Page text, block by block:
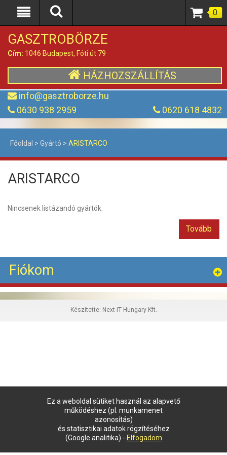
GASZTROBÖRZE
Cím: 1046 Budapest, Fóti út 79
HÁZHOZSZÁLLÍTÁS
info@gasztroborze.hu
0630 938 2959
0620 618 4832
0
Ez a weboldal sütiket használ az alapvető
működéshez (pl. munkamenet
azonosítás)
és statisztikai adatok rögzítéséhez
(Google analitika) - Elfogadom
Főoldal > Gyártó > ARISTARCO
ARISTARCO
Nincsenek listázandó gyártók.
Tovább
Fiókom
Készítette: Next-IT Hungary Kft.